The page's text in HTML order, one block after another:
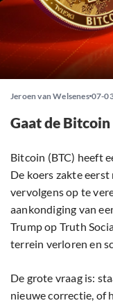
Jeroen van Welsenes 07-
Gaat de
Bitcoin (BTC) heeft
De koers zakte
vervolgens op te
aankondiging van
Trump op Truth
terrein verloren en
De grote vraag is:
nieuwe correctie, of